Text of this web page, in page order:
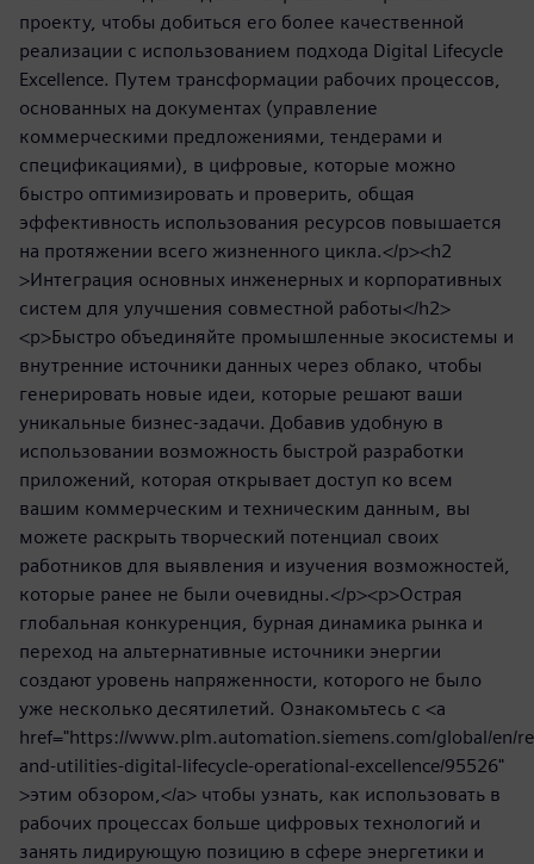
проекту, чтобы добиться его более качественной
реализации с использованием подхода Digital Lifecycle
Excellence. Путем трансформации рабочих процессов,
основанных на документах (управление
коммерческими предложениями, тендерами и
спецификациями), в цифровые, которые можно
быстро оптимизировать и проверить, общая
эффективность использования ресурсов повышается
на протяжении всего жизненного цикла.</p><h2
>Интеграция основных инженерных и корпоративных
систем для улучшения совместной работы</h2>
<p>Быстро объединяйте промышленные экосистемы и
внутренние источники данных через облако, чтобы
генерировать новые идеи, которые решают ваши
уникальные бизнес-задачи. Добавив удобную в
использовании возможность быстрой разработки
приложений, которая открывает доступ ко всем
вашим коммерческим и техническим данным, вы
можете раскрыть творческий потенциал своих
работников для выявления и изучения возможностей,
которые ранее не были очевидны.</p><p>Острая
глобальная конкуренция, бурная динамика рынка и
переход на альтернативные источники энергии
создают уровень напряженности, которого не было
уже несколько десятилетий. Ознакомьтесь с <a
href="https://www.plm.automation.siemens.com/global/en/
and-utilities-digital-lifecycle-operational-excellence/95526"
>этим обзором,</a> чтобы узнать, как использовать в
рабочих процессах больше цифровых технологий и
занять лидирующую позицию в сфере энергетики и